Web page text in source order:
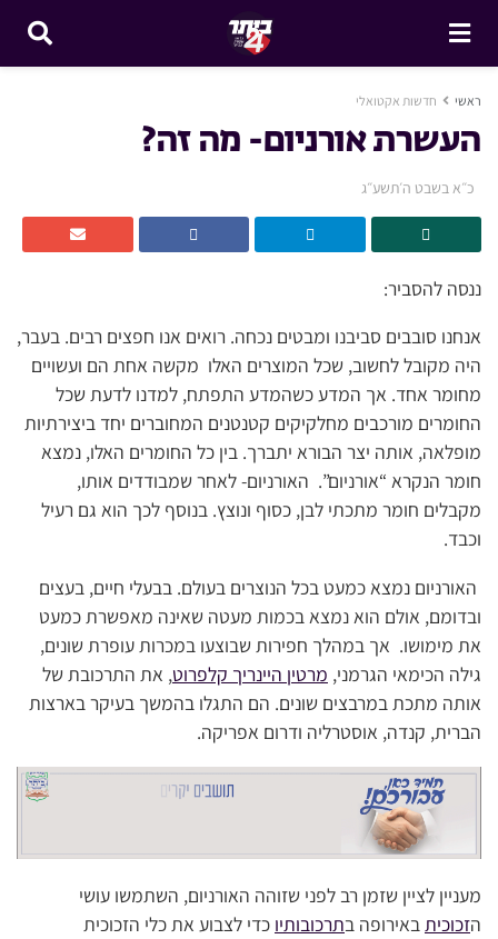
ראשי חדשות אקטואלי
העשרת אורניום- מה זה?
כ״א בשבט ה׳תשע״ג
ננסה להסביר:
אנחנו סובבים סביבנו ומבטים נכחה. רואים אנו חפצים רבים. בעבר,
היה מקובל לחשוב, שכל המוצרים האלו מקשה אחת הם ועשויים
מחומר אחד. אך המדע כשהמדע התפתח, למדנו לדעת שכל
החומרים מורכבים מחלקיקים קטנטנים המחוברים יחד ביצירתיות
מופלאה, אותה יצר הבורא יתברך. בין כל החומרים האלו, נמצא
חומר הנקרא “אורניום”. האורניום- לאחר שמבודדים אותו,
מקבלים חומר מתכתי לבן, כסוף ונוצץ. בנוסף לכך הוא גם רעיל
וכבד.
האורניום נמצא כמעט בכל הנוצרים בעולם. בבעלי חיים, בעצים
ובדומם, אולם הוא נמצא בכמות מעטה שאינה מאפשרת כמעט
את מימושו. אך במהלך חפירות שבוצעו במכרות עופרת שונים,
גילה הכימאי הגרמני, מרטין היינריך קלפרוט, את התרכובת של
אותה מתכת במרבצים שונים. הם התגלו בהמשך בעיקר בארצות
הברית, קנדה, אוסטרליה ודרום אפריקה.
מעניין לציין שזמן רב לפני שזוהה האורניום, השתמשו עושי
הזכוכיתבאירופה בתרכובותיו כדי לצבוע את כלי הזכוכית